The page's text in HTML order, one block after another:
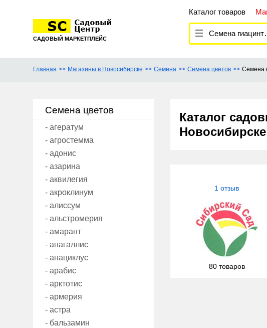
САДОВЫЙ МАРКЕТПЛЕЙС
Каталог товаров
Семена гиацинтовых бобов
Главная Магазины в Новосибирске Семена Семена цветов Семена
Семена цветов
- агератум
- агростемма
- адонис
- азарина
- аквилегия
- акроклинум
- алиссум
- альстромерия
- амарант
- анагаллис
- анациклус
- арабис
- арктотис
- армерия
- астра
- бальзамин
Каталог
Новосибирске
1 отзыв
80 товаров